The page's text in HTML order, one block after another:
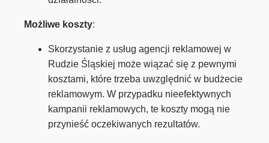
Możliwe koszty:
Skorzystanie z usług agencji reklamowej w
Rudzie Śląskiej może wiązać się z pewnymi
kosztami, które trzeba uwzględnić w budżecie
reklamowym. W przypadku nieefektywnych
kampanii reklamowych, te koszty mogą nie
przynieść oczekiwanych rezultatów.